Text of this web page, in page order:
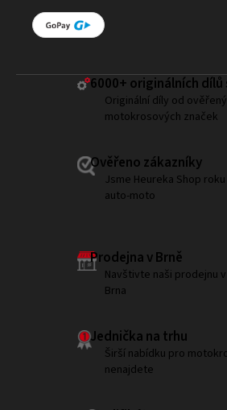
6000+ ​originálních dílů
Originální díly od
motokrosových značek
Ověřeno zákazníky
Jsme Heureka Shop
auto-moto
Prodejna v Brně
Navštivte naši prodejnu
Brna
Jednička na trhu
Širší nabídku pro
nenajdete